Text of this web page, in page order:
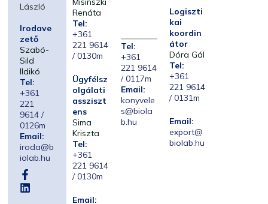
László
Irodave
zető
Szabó-
Sild
Ildikó
Tel:
+361
221
9614 /
0126m
Email:
iroda@b
iolab.hu
Renáta
Tel:
+361
221 9614
/ 0130m
Ügyfélsz
olgálati
assziszt
ens
Sima
Kriszta
Tel:
+361
221 9614
/ 0130m
Email:
Tel:
+361
221 9614
/ 0117m
Email:
konyvele
s@biola
b.hu
Logiszti
kai
koordin
átor
Dóra Gál
Tel:
+361
221 9614
/ 0131m
Email:
export@
biolab.hu